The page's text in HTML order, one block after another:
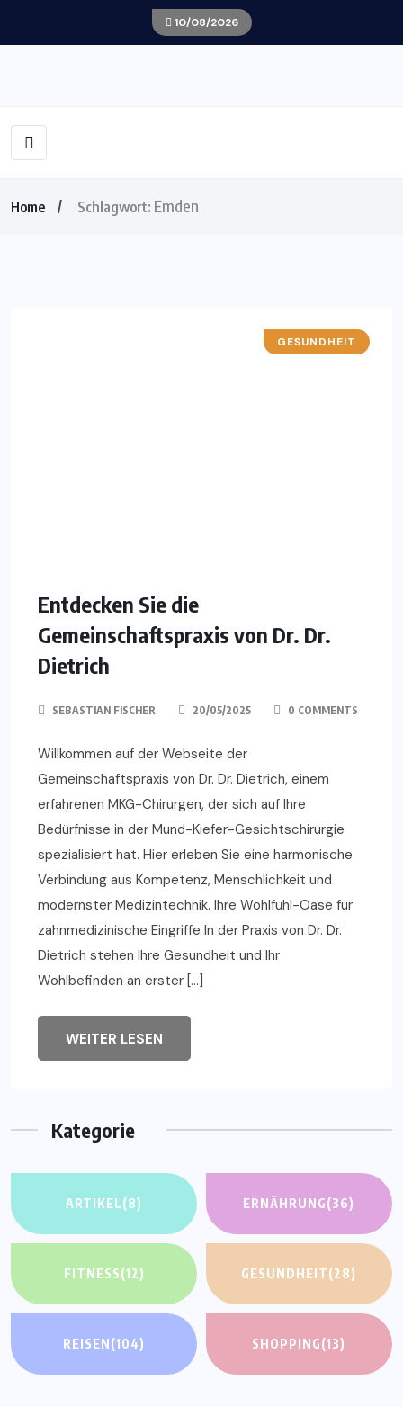
10/08/2026
Home Schlagwort: Emden
GESUNDHEIT
Entdecken Sie die
Gemeinschaftspraxis von Dr. Dr.
Dietrich
SEBASTIAN FISCHER 20/05/2025 0 COMMENTS
Willkommen auf der Webseite der
Gemeinschaftspraxis von Dr. Dr. Dietrich, einem
erfahrenen MKG-Chirurgen, der sich auf Ihre
Bedürfnisse in der Mund-Kiefer-Gesichtschirurgie
spezialisiert hat. Hier erleben Sie eine harmonische
Verbindung aus Kompetenz, Menschlichkeit und
modernster Medizintechnik. Ihre Wohlfühl-Oase für
zahnmedizinische Eingriffe In der Praxis von Dr. Dr.
Dietrich stehen Ihre Gesundheit und Ihr
Wohlbefinden an erster […]
WEITER LESEN
Kategorie
ARTIKEL(8) ERNÄHRUNG(36)
FITNESS(12) GESUNDHEIT(28)
REISEN(104) SHOPPING(13)